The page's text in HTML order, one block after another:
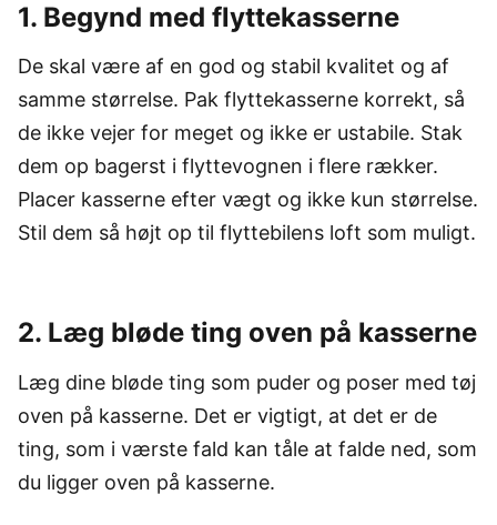
1. Begynd med flyttekasserne
De skal være af en god og stabil kvalitet og af
samme størrelse. Pak flyttekasserne korrekt, så
de ikke vejer for meget og ikke er ustabile. Stak
dem op bagerst i flyttevognen i flere rækker.
Placer kasserne efter vægt og ikke kun størrelse.
Stil dem så højt op til flyttebilens loft som muligt.
2. Læg bløde ting oven på kasserne
Læg dine bløde ting som puder og poser med tøj
oven på kasserne. Det er vigtigt, at det er de
ting, som i værste fald kan tåle at falde ned, som
du ligger oven på kasserne.